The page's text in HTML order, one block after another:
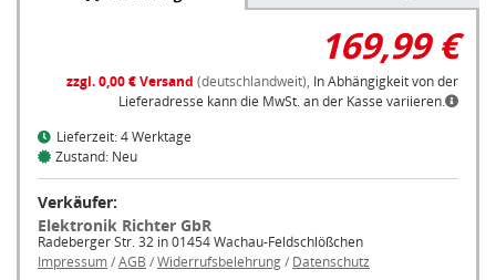
169,99 €
zzgl. 0,00 € Versand (deutschlandweit), In Abhängigkeit von der
Lieferadresse kann die MwSt. an der Kasse variieren.
Lieferzeit: 4 Werktage
Zustand: Neu
Verkäufer:
Elektronik Richter GbR
Radeberger Str. 32 in 01454 Wachau-Feldschlößchen
Impressum/AGB /Widerrufsbelehrung/ Datenschutz